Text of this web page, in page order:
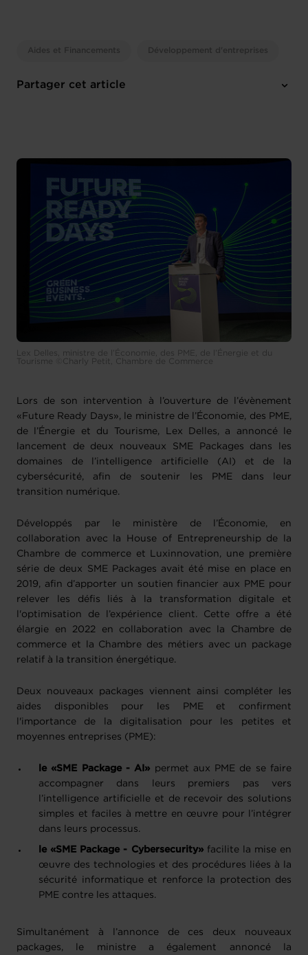
Aides et Financements Développement d'entreprises
Partager cet article
Lex Delles, ministre de l’Économie, des PME, de l’Énergie et du
Tourisme ©Charly Petit, Chambre de Commerce
Lors de son intervention à l’ouverture de l’évènement
«Future Ready Days», le ministre de l’Économie, des PME,
de l’Énergie et du Tourisme, Lex Delles, a annoncé le
lancement de deux nouveaux SME Packages dans les
domaines de l’intelligence artificielle (AI) et de la
cybersécurité, afin de soutenir les PME dans leur
transition numérique.
Développés par le ministère de l’Économie, en
collaboration avec la House of Entrepreneurship de la
Chambre de commerce et Luxinnovation, une première
série de deux SME Packages avait été mise en place en
2019, afin d’apporter un soutien financier aux PME pour
relever les défis liés à la transformation digitale et
l'optimisation de l’expérience client. Cette offre a été
élargie en 2022 en collaboration avec la Chambre de
commerce et la Chambre des métiers avec un package
relatif à la transition énergétique.
Deux nouveaux packages viennent ainsi compléter les
aides disponibles pour les PME et confirment
l'importance de la digitalisation pour les petites et
moyennes entreprises (PME):
le «SME Package - AI» permet aux PME de se faire
accompagner dans leurs premiers pas vers
l’intelligence artificielle et de recevoir des solutions
simples et faciles à mettre en œuvre pour l’intégrer
dans leurs processus.
le «SME Package - Cybersecurity»facilite la mise en
œuvre des technologies et des procédures liées à la
sécurité informatique et renforce la protection des
PME contre les attaques.
Simultanément à l’annonce de ces deux nouveaux
packages, le ministre a également annoncé la